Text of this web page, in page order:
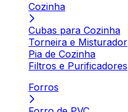
Cozinha
Cubas para Cozinha
Torneira e Misturador
Pia de Cozinha
Filtros e Purificadores
Forros